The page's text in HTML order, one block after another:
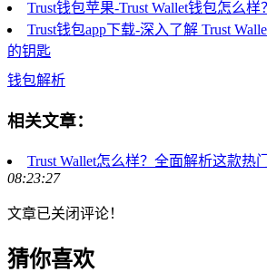
Trust钱包苹果-Trust Wallet钱包怎么
Trust钱包app下载-深入了解 Trust
的钥匙
钱包解析
相关文章：
Trust Wallet怎么样？全面解析这款热
08:23:27
文章已关闭评论！
猜你喜欢